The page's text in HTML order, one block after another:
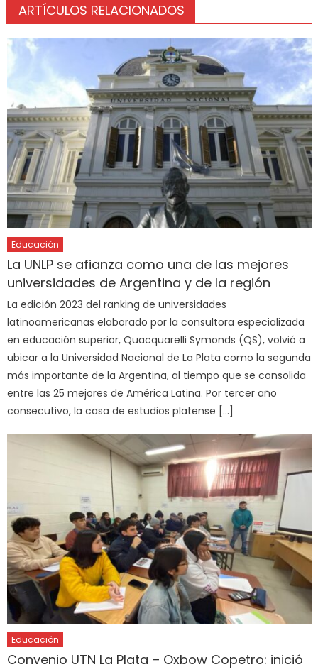
ARTÍCULOS RELACIONADOS
Educación
La UNLP se afianza como una de las mejores
universidades de Argentina y de la región
La edición 2023 del ranking de universidades
latinoamericanas elaborado por la consultora especializada
en educación superior, Quacquarelli Symonds (QS), volvió a
ubicar a la Universidad Nacional de La Plata como la segunda
más importante de la Argentina, al tiempo que se consolida
entre las 25 mejores de América Latina. Por tercer año
consecutivo, la casa de estudios platense […]
Educación
Convenio UTN La Plata – Oxbow Copetro: inició